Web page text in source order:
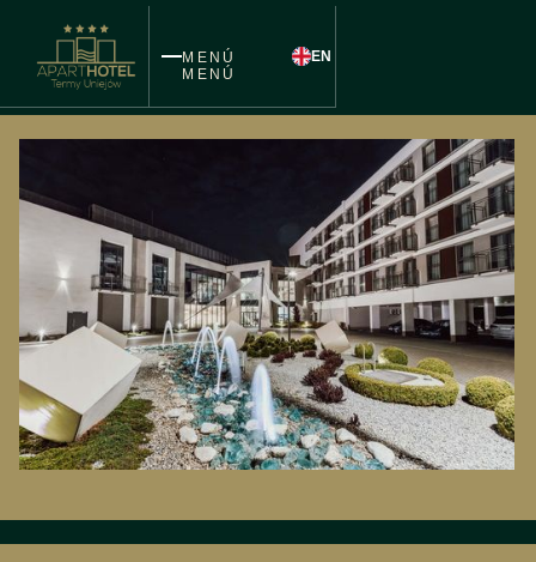
MENÚ
MENÚ
EN